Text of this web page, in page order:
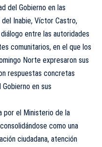
del Gobierno en las
Inabie, Víctor Castro,
entre las autoridades
comunitarios, en el que los
Norte expresaron sus
respuestas concretas
en sus
por el Ministerio de la
como una
ciudadana, atención